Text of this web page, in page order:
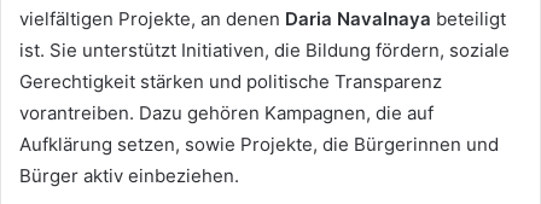
vielfältigen Projekte, an denen Daria Navalnaya beteiligt
ist. Sie unterstützt Initiativen, die Bildung fördern, soziale
Gerechtigkeit stärken und politische Transparenz
vorantreiben. Dazu gehören Kampagnen, die auf
Aufklärung setzen, sowie Projekte, die Bürgerinnen und
Bürger aktiv einbeziehen.